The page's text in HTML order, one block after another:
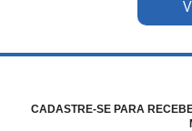
CADASTRE-SE PARA